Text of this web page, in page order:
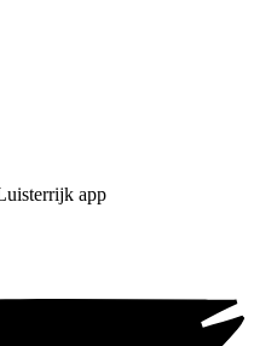
app